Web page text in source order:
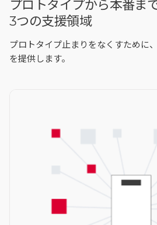
プロトタイプから本番まで
3つの支援領域
プロトタイプ止まりをなくすために
を提供します。